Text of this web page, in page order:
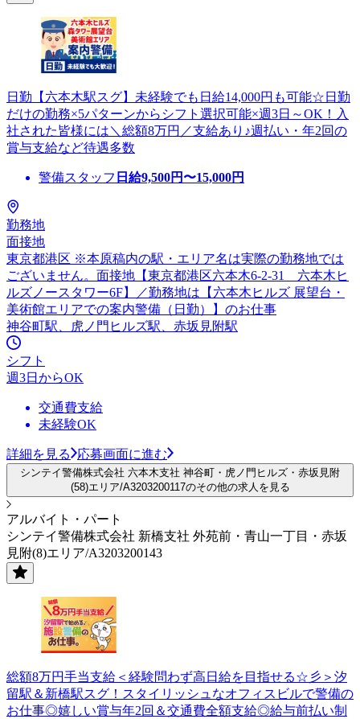
日勤【六本木駅スグ】未経験でも日給14,000円も可能☆日勤
だけの勤務×5パターンからシフト選択可能×週3日～OK！入
社された皆様には＼総額8万円／支給あり♪週払い・年2回の
賞与支給など待遇多数
警備スタッフ 日給9,500円〜15,000円
勤務地
面接地
東京都港区 ※本原稿内の駅・エリア名は実際の勤務地では
ございません。面接地【東京都港区六本木6-2-31 六本木ヒ
ルズノースタワー6F】／勤務地は【六本木ヒルズ 展望台・
美術館エリアでの案内警備（日勤）】のお仕事
神谷町駅、虎ノ門ヒルズ駅、赤坂見附駅
シフト
週3日からOK
交通費支給
未経験OK
詳細を見る 応募画面に進む
シンテイ警備株式会社 六本木支社 神谷町・虎ノ門ヒルズ・赤坂見附
(58)エリア/A3203200117のその他の求人を見る
アルバイト・パート
シンテイ警備株式会社 新橋支社 外苑前・青山一丁目・赤坂
見附(8)エリア/A3203200143
総額8万円手当支給＜経験問わず高日給を目指せる☆彡＞汐
留駅＆新橋駅スグ！スタイリッシュなオフィスビルで警備の
お仕事◎嬉しい賞与年2回＆交通費全額支給◎給与前払い制